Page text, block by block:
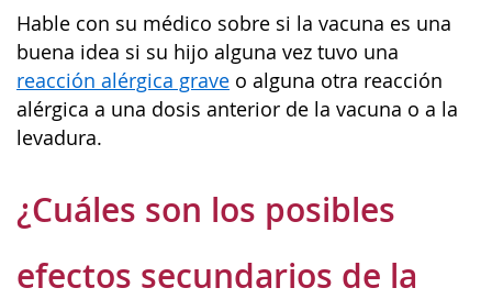
Hable con su médico sobre si la vacuna es una
buena idea si su hijo alguna vez tuvo una
reacción alérgica grave o alguna otra reacción
alérgica a una dosis anterior de la vacuna o a la
levadura.
¿Cuáles son los posibles
efectos secundarios de la